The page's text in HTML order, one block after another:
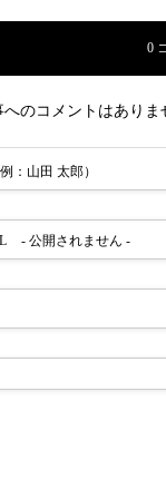
0
へのコメントはありま
：山田 太郎）
- 公開されません -